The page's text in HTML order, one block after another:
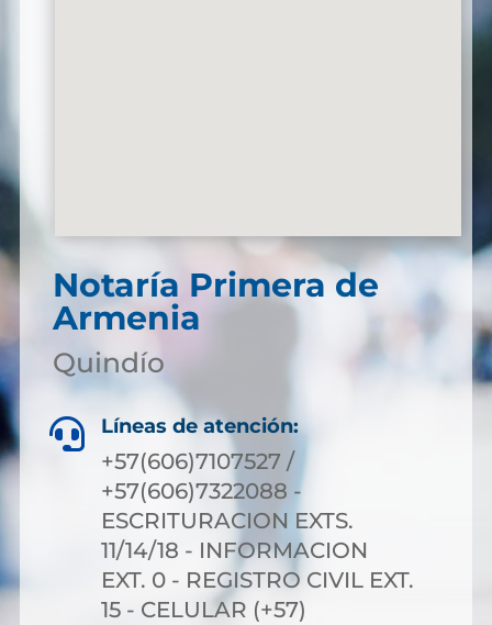
Notaría Primera de
Armenia
Quindío
 Líneas de atención:
+57(606)7107527 /
+57(606)7322088 -
ESCRITURACION EXTS.
11/14/18 - INFORMACION
EXT. 0 - REGISTRO CIVIL EXT.
15 - CELULAR (+57)